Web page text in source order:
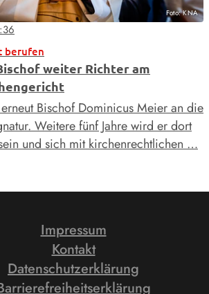
Foto: KNA
berufen
weiter Richter am
Bischof Dominicus Meier an die
Weitere fünf Jahre wird er dort
und sich mit kirchenrechtlichen …
Impressum
Kontakt
Datenschutzerklärung